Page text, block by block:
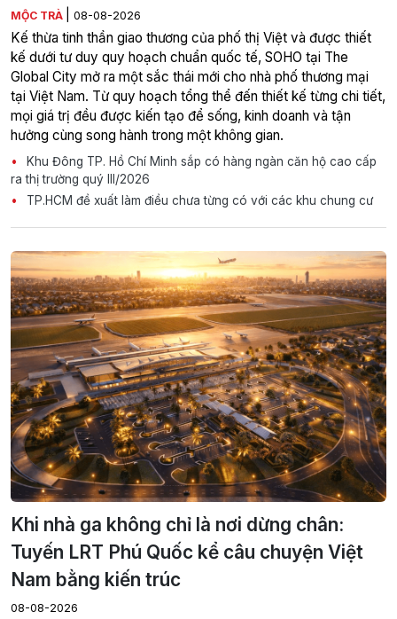
MỘC TRÀ 08-08-2026
Kế thừa tinh thần giao thương của phố thị Việt và được thiết
kế dưới tư duy quy hoạch chuẩn quốc tế, SOHO tại The
Global City mở ra một sắc thái mới cho nhà phố thương mại
tại Việt Nam. Từ quy hoạch tổng thể đến thiết kế từng chi tiết,
mọi giá trị đều được kiến tạo để sống, kinh doanh và tận
hưởng cùng song hành trong một không gian.
Khu Đông TP. Hồ Chí Minh sắp có hàng ngàn căn hộ cao cấp
ra thị trường quý III/2026
TP.HCM đề xuất làm điều chưa từng có với các khu chung cư
Khi nhà ga không chỉ là nơi dừng chân:
Tuyến LRT Phú Quốc kể câu chuyện Việt
Nam bằng kiến trúc
08-08-2026